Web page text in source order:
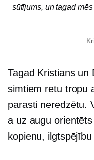
sūtījums, un tagad
Tagad Kristians un
simtiem retu tropu
parasti neredzētu.
a uz augu orientēts
kopienu,